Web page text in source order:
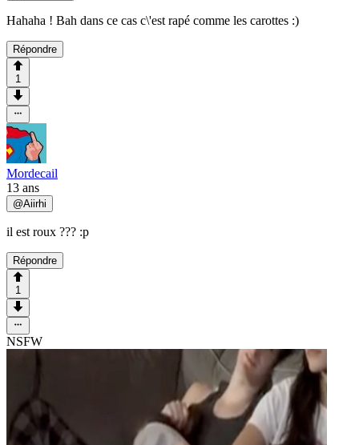
Hahaha ! Bah dans ce cas c\'est rapé comme les carottes :)
Répondre
1
Mordecail
13 ans
@Aiirhi
il est roux ??? :p
Répondre
1
NSFW